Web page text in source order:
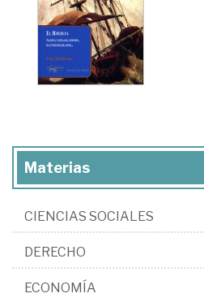
Materias
CIENCIAS SOCIALES
DERECHO
ECONOMÍA